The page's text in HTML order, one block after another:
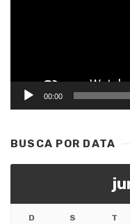
00:00
BUSCA POR DATA
D S T